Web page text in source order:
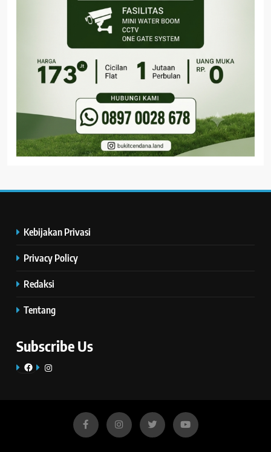
Kebijakan Privasi
Privacy Policy
Redaksi
Tentang
Subscribe Us
FacebookInstagram